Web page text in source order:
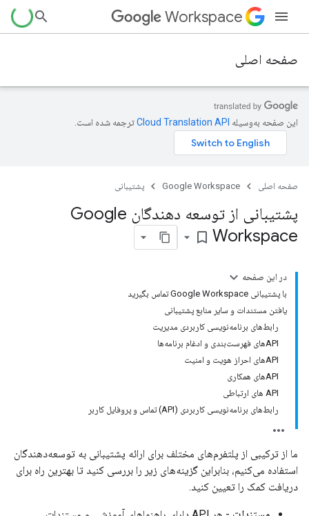
Workspace
صفحه اصلی
این صفحه به‌وسیله ترجمه شده است.
صفحه اصلی Google Workspace پشتیبانی
پشتیبانی از توسعه دهندگان Google
Workspace
bookmark_border
در این صفحه
با پشتیبانی Google Workspace تماس بگیرید
یافتن مستندات و سایر منابع پشتیبانی
رابط‌های برنامه‌نویسی کاربردی مدیریت
APIهای فهرست‌بندی و ادغام برنامه‌ها
APIهای احراز هویت و امنیت
APIهای همکاری
API های ارتباطی
رابط‌های برنامه‌نویسی کاربردی (API) تماس و پروفایل کاربر
ما از ترکیبی از پلتفرم‌های مختلف برای ارائه پشتیبانی به توسعه‌دهندگان
استفاده می‌کنیم، بنابراین گزینه‌های زیر را بررسی کنید تا بهترین راه برای
دریافت کمک را تعیین کنید.